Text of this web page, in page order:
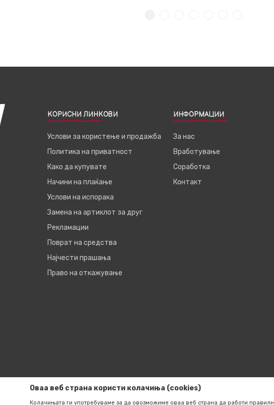
КОРИСНИ ЛИНКОВИ
Услови за користење и продажба
Политика на приватност
Како да купувате
Начини на плаќање
Услови на испорака
Замена на артиклот за друг
Рекламации
Поврат на средства
Најчести прашања
Право на откажување
ИНФОРМАЦИИ
За нас
Вработување
Соработка
Контакт
Оваа веб страна користи колачиња (cookies)
Колачињата ги употребуваме за да овозможиме оваа веб страна да работи